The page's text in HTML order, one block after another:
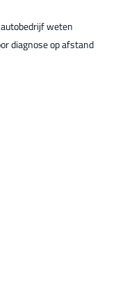
weten
diagnose op afstand